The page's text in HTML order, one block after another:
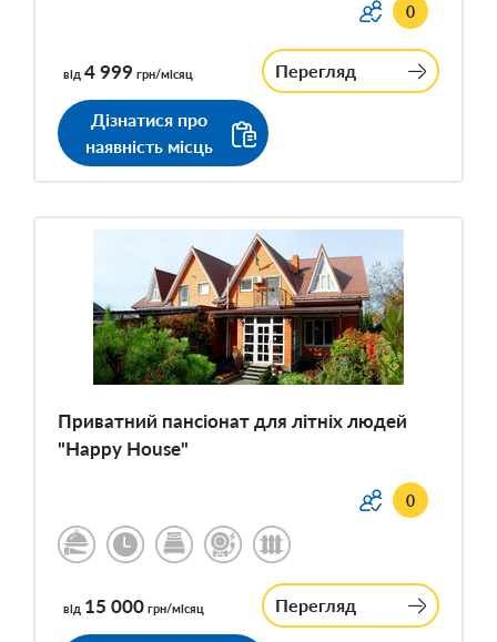
0
від 4 999 грн/місяц Перегляд
Дізнатися про
наявність місць
Приватний пансіонат для літніх людей
"Happy House"
0
від 15 000 грн/місяц Перегляд